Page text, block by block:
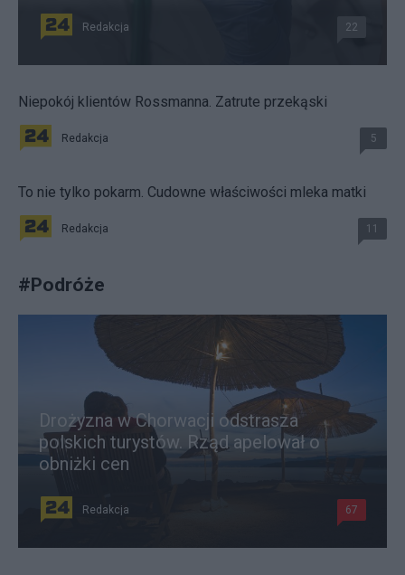
Redakcja 22
Niepokój klientów Rossmanna. Zatrute przekąski
Redakcja 5
To nie tylko pokarm. Cudowne właściwości mleka matki
Redakcja 11
#Podróże
Drożyzna w Chorwacji odstrasza
polskich turystów. Rząd apelował o
obniżki cen
Redakcja 67